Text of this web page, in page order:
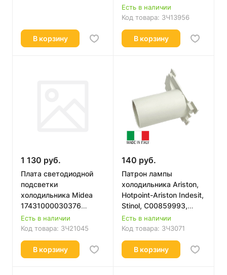
В корзину
потолок, абажур
C00857110
Есть в наличии
Код товара: ЗЧ13956
В корзину
1 130 руб.
Плата светодиодной
подсветки
холодильника Midea
17431000030376
Оригинал
Есть в наличии
Код товара: ЗЧ21045
В корзину
140 руб.
Патрон лампы
холодильника Ariston,
Hotpoint-Ariston Indesit,
Stinol, C00859993,
859993
Есть в наличии
Код товара: ЗЧ3071
В корзину